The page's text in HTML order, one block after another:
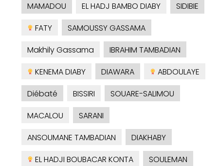
MAMADOU
EL HADJ BAMBO DIABY
SIDIBIE
FATY
SAMOUSSY GASSAMA
Makhily Gassama
IBRAHIM TAMBADIAN
KENEMA DIABY
DIAWARA
ABDOULAYE
Diébaté
BISSIRI
SOUARE-SALIMOU
MACALOU
SARANI
ANSOUMANE TAMBADIAN
DIAKHABY
EL HADJI BOUBACAR KONTA
SOULEMAN